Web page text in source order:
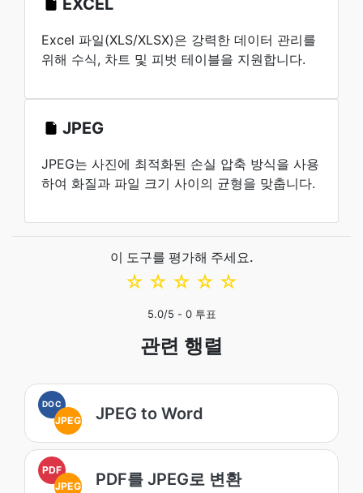
EXCEL
Excel 파일(XLS/XLSX)은 강력한 데이터 관리를
위해 수식, 차트 및 피벗 테이블을 지원합니다.
JPEG
JPEG는 사진에 최적화된 손실 압축 방식을 사용
하여 화질과 파일 크기 사이의 균형을 맞춥니다.
이 도구를 평가해 주세요.
☆
☆
☆
☆
☆
5.0/5 - 0투표
관련 행렬
DOC
JPEG JPEG to Word
PDF
JPEG
PDF를 JPEG로 변환